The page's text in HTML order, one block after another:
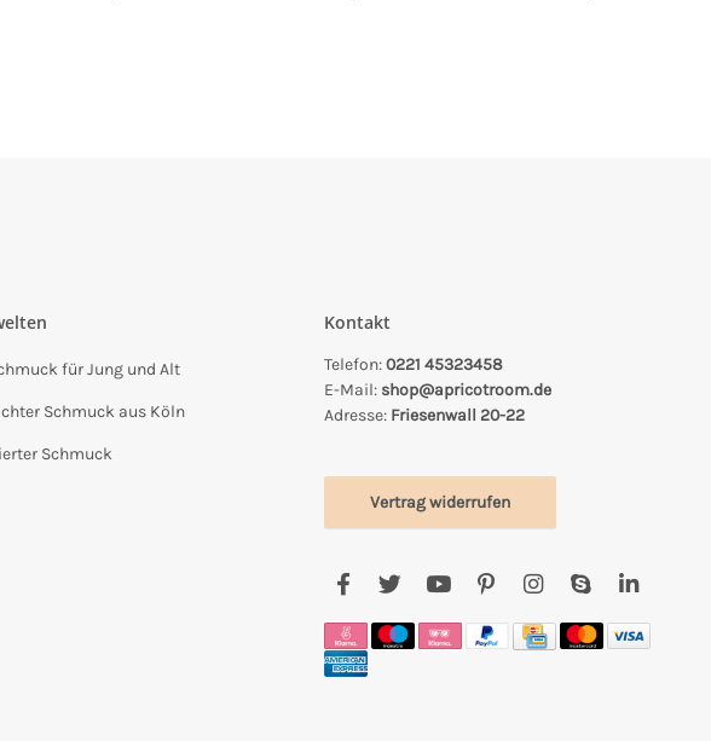
für Jung und Alt
Schmuck aus Köln
Schmuck
Kontakt
Telefon:0221 45323458
E-Mail: shop@apricotroom.de
Adresse: Friesenwall 20-22
Vertrag widerrufen